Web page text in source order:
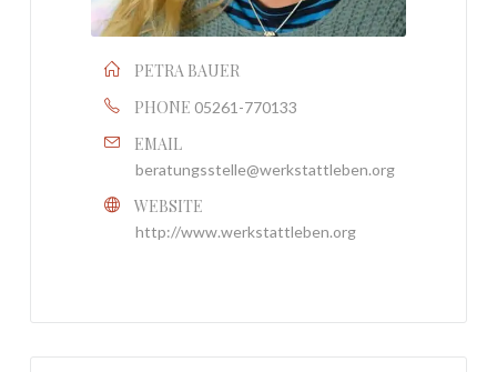
PETRA BAUER
PHONE 05261-770133
EMAIL
beratungsstelle@werkstattleben.org
WEBSITE
http://www.werkstattleben.org